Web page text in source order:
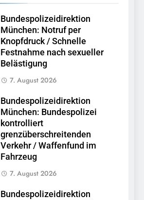
Bundespolizeidirektion
München: Notruf per
Knopfdruck / Schnelle
Festnahme nach sexueller
Belästigung
7. August 2026
Bundespolizeidirektion
München: Bundespolizei
kontrolliert
grenzüberschreitenden
Verkehr / Waffenfund im
Fahrzeug
7. August 2026
Bundespolizeidirektion